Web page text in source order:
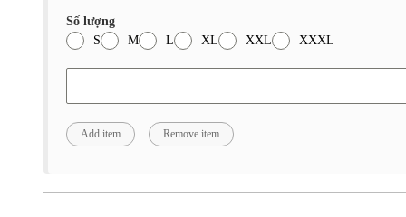
Số lượng
S
M L XL XXL XXXL